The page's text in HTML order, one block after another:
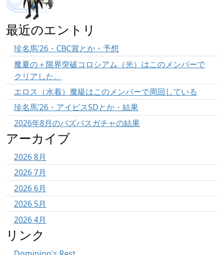
最近のエントリ
珍名馬’26・CBC賞とか・予想
魔夏の＋限界突破コロシアム（光）はこのメンバーで
クリアした。
エロス（水着）魔級はこのメンバーで周回している
珍名馬’26・アイビスSDとか・結果
2026年8月のパズパスガチャの結果
アーカイブ
2026 8月
2026 7月
2026 6月
2026 5月
2026 4月
リンク